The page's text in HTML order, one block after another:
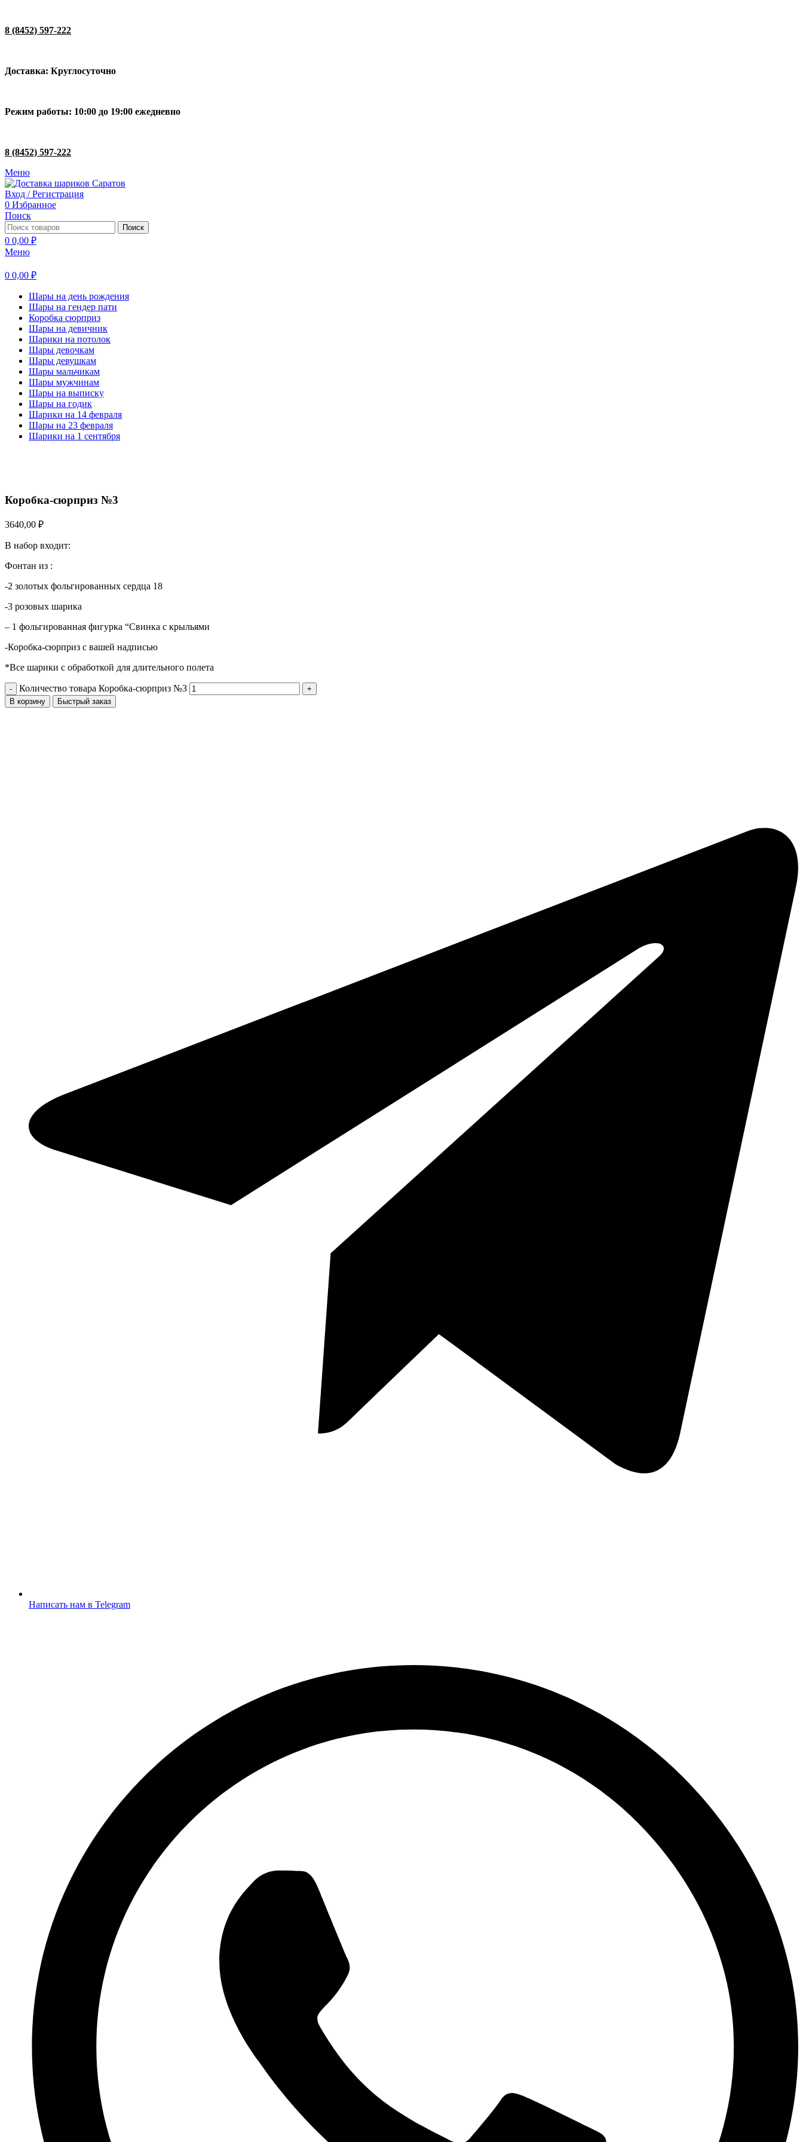
8 (8452) 597-222
Доставка: Круглосуточно
Режим работы: 10:00 до 19:00 ежедневно
8 (8452) 597-222
Меню
Вход / Регистрация
0 Избранное
Поиск
Поиск
0 0,00 ₽
Меню
0 0,00 ₽
Шары на день рождения
Шары на гендер пати
Коробка сюрприз
Шары на девичник
Шарики на потолок
Шары девочкам
Шары девушкам
Шары мальчикам
Шары мужчинам
Шары на выписку
Шары на годик
Шарики на 14 февраля
Шары на 23 февраля
Шарики на 1 сентября
Коробка-сюрприз №3
3640,00 ₽
В набор входит:
Фонтан из :
-2 золотых фольгированных сердца 18
-3 розовых шарика
– 1 фольгированная фигурка “Свинка с крыльями
-Коробка-сюрприз с вашей надписью
*Все шарики с обработкой для длительного полета
Количество товара Коробка-сюрприз №3
В корзину Быстрый заказ
Написать нам в Telegram